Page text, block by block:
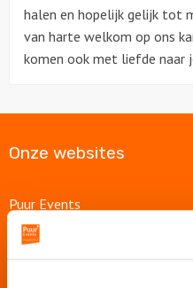
halen en hopelijk gelijk tot
van harte welkom op ons
komen ook met liefde naar
Onze websites
Puur Events
Puur Feesten
Puur Uitjes